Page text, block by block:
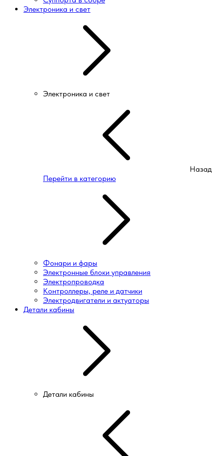
Электроника и свет
Электроника и свет
Назад
Перейти в категорию
Фонари и фары
Электронные блоки управления
Электропроводка
Контроллеры, реле и датчики
Электродвигатели и актуаторы
Детали кабины
Детали кабины